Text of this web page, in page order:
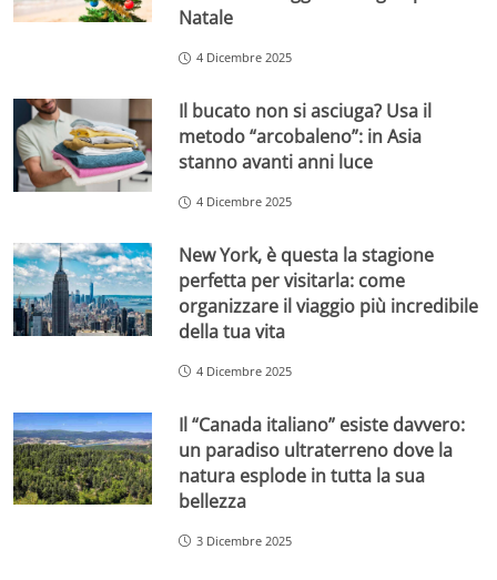
Natale
4 Dicembre 2025
Il bucato non si asciuga? Usa il
metodo “arcobaleno”: in Asia
stanno avanti anni luce
4 Dicembre 2025
New York, è questa la stagione
perfetta per visitarla: come
organizzare il viaggio più incredibile
della tua vita
4 Dicembre 2025
Il “Canada italiano” esiste davvero:
un paradiso ultraterreno dove la
natura esplode in tutta la sua
bellezza
3 Dicembre 2025